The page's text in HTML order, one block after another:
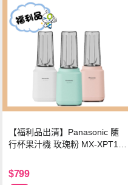
【福利品出清】Panasonic 隨
行杯果汁機 玫瑰粉 MX-XPT10
$799